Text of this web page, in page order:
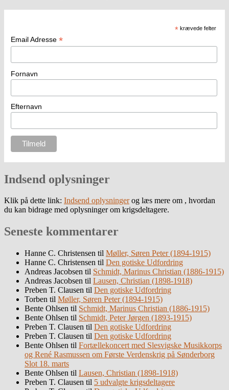
* krævede felter
Email Adresse *
Fornavn
Efternavn
Indsend oplysninger
Klik på dette link: Indsend oplysningerog læs mere om , hvordan
du kan bidrage med oplysninger om krigsdeltagere.
Seneste kommentarer
Hanne C. Christensen til Møller, Søren Peter (1894-1915)
Hanne C. Christensen til Den gotiske Udfordring
Andreas Jacobsen til Schmidt, Marinus Christian (1886-1915)
Andreas Jacobsen til Lausen, Christian (1898-1918)
Preben T. Clausen til Den gotiske Udfordring
Torben til Møller, Søren Peter (1894-1915)
Bente Ohlsen til Schmidt, Marinus Christian (1886-1915)
Bente Ohlsen til Schmidt, Peter Jørgen (1893-1915)
Preben T. Clausen til Den gotiske Udfordring
Preben T. Clausen til Den gotiske Udfordring
Bente Ohlsen til Fortællekoncert med Slesvigske Musikkorps
og René Rasmussen om Første Verdenskrig på Sønderborg
Slot 18. marts
Bente Ohlsen til Lausen, Christian (1898-1918)
Preben T. Clausen til 5 udvalgte krigsdeltagere